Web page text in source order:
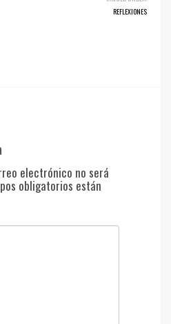
REFLEXIONES
electrónico no será
obligatorios están